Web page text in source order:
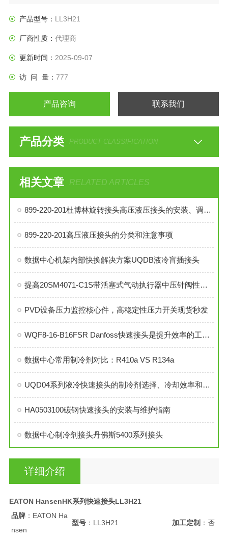
产品型号： LL3H21
厂商性质： 代理商
更新时间： 2025-09-07
访 问 量： 777
产品咨询 联系我们
产品分类 PRODUCT CLASSIFICATION
相关文章 RELATED ARTICLES
899-220-201杜博林旋转接头高压液压接头的安装、调试与维护技巧
899-220-201高压液压接头的分类和注意事项
数据中心机架内部快换解决方案UQDB液冷盲插接头
提高20SM4071-C1S带活塞式气动执行器中压针阀性能的技巧
PVD设备压力监控核心件，高稳定性压力开关现货秒发
WQF8-16-B16FSR Danfoss快速接头是提升效率的工业连接解决方案
数据中心常用制冷剂对比：R410a VS R134a
UQD04系列液冷快速接头的制冷剂选择、冷却效率和可靠性分析
HA0503100碳钢快速接头的安装与维护指南
数据中心制冷剂接头丹佛斯5400系列接头
详细介绍
EATON HansenHK系列快速接头LL3H21
品牌：EATON Ha
nsen
型号：LL3H21 加工定制：否